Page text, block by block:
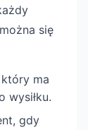
się
ma
wysiłku.
gdy